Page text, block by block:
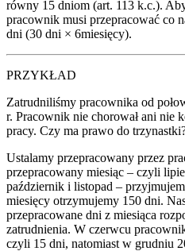
równy 15 dniom (art. 113 k.c.).
pracownik musi przepracować co
dni (30 dni × 6miesięcy).
PRZYKŁAD
Zatrudniliśmy pracownika od
r. Pracownik nie chorował ani nie
pracy. Czy ma prawo do
Ustalamy przepracowany przez
przepracowany miesiąc – czyli
październik i listopad –
miesięcy otrzymujemy 150 dni.
przepracowane dni z miesiąca
zatrudnienia. W czerwcu
czyli 15 dni, natomiast w grudniu